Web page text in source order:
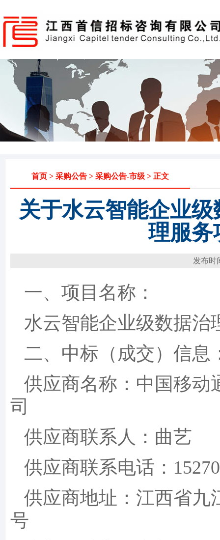
首页 > 采购公告 > 采购公告-市级 > 正文
关于水云智能企业
理服务
发布时
一、项目名称：
水云智能企业级数据治
二、中标（成交）信息
供应商名称：中国移动
司
供应商联系人： 曲艺
供应商联系电话：
供应商地址：江西省九
号